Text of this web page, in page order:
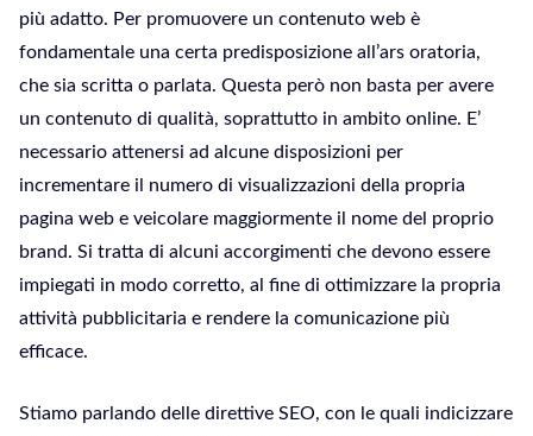
più adatto. Per promuovere un contenuto web è
fondamentale una certa predisposizione all’ars oratoria,
che sia scritta o parlata. Questa però non basta per avere
un contenuto di qualità, soprattutto in ambito online. E’
necessario attenersi ad alcune disposizioni per
incrementare il numero di visualizzazioni della propria
pagina web e veicolare maggiormente il nome del proprio
brand. Si tratta di alcuni accorgimenti che devono essere
impiegati in modo corretto, al fine di ottimizzare la propria
attività pubblicitaria e rendere la comunicazione più
efficace.
Stiamo parlando delle direttive SEO, con le quali indicizzare